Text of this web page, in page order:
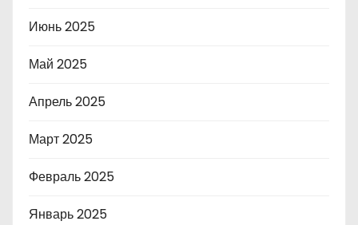
Июнь 2025
Май 2025
Апрель 2025
Март 2025
Февраль 2025
Январь 2025